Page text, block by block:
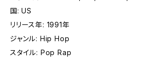
国: US
リリース年: 1991年
ジャンル: Hip Hop
スタイル: Pop Rap